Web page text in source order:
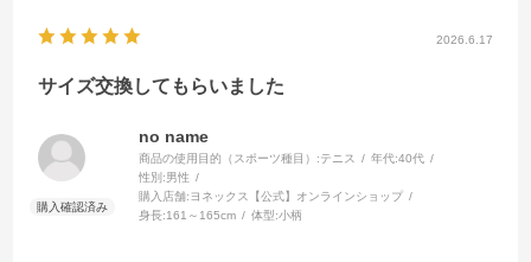
2026.6.17
サイズ交換してもらいました
no name
商品の使用目的（スポーツ種目）:テニス 年代:40代
性別:男性
購入店舗: ヨネックス【公式】オンラインショップ
身長:161～165cm 体型:小柄